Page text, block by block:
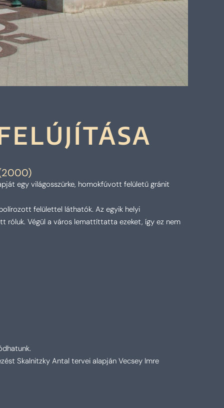
egy világosszürke, homokfúvott felületű gránit
felülettel láthatók. Az egyik helyi
róluk. Végül a város lemattíttatta ezeket, így ez nem
Skalnitzky Antal tervei alapján Vecsey Imre